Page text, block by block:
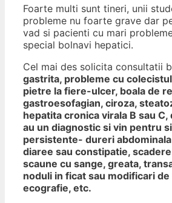
Foarte multi sunt tineri, unii
probleme nu foarte grave dar
vad si pacienti cu mari
special bolnavi hepatici.
Cel mai des solicita consultatii
gastrita, probleme cu
pietre la fiere-ulcer, boala de
gastroesofagian, ciroza,
hepatita cronica virala B sau
au un diagnostic si vin pentru
persistente- dureri
diaree sau constipatie,
scaune cu sange, greata,
noduli in ficat sau modificari
ecografie, etc.